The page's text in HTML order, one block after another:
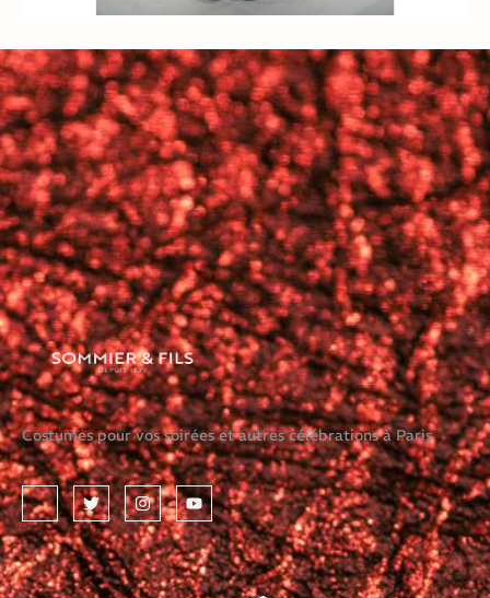
Costumes pour vos soirées et autres célébrations à Paris